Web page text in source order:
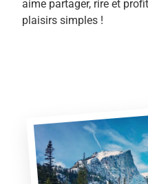
aime partager, rire et
plaisirs simples !